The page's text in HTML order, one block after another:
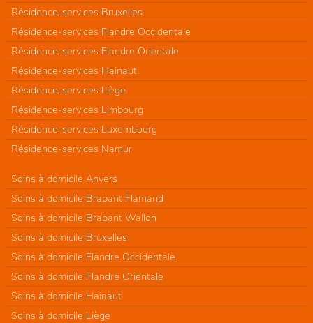
Résidence-services Bruxelles
Résidence-services Flandre Occidentale
Résidence-services Flandre Orientale
Résidence-services Hainaut
Résidence-services Liège
Résidence-services Limbourg
Résidence-services Luxembourg
Résidence-services Namur
Soins à domicile Anvers
Soins à domicile Brabant Flamand
Soins à domicile Brabant Wallon
Soins à domicile Bruxelles
Soins à domicile Flandre Occidentale
Soins à domicile Flandre Orientale
Soins à domicile Hainaut
Soins à domicile Liège